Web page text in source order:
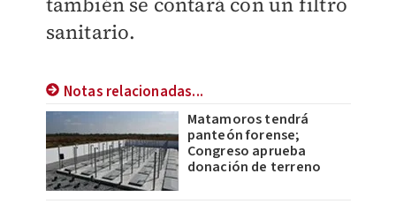
sanitario.
Notas relacionadas...
Matamoros tendrá
panteón forense;
Congreso aprueba
donación de terreno